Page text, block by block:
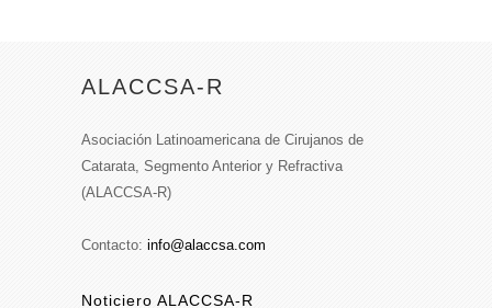
ALACCSA-R
Asociación Latinoamericana de Cirujanos de
Catarata, Segmento Anterior y Refractiva
(ALACCSA-R)
Contacto: info@alaccsa.com
Noticiero ALACCSA-R